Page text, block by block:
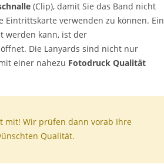
(Clip), damit Sie das Band nicht
Eintrittskarte verwenden zu können. Ein
werden kann, ist der
Die Lanyards sind nicht nur
einer nahezu Fotodruck Qualität
mit! Wir prüfen dann vorab Ihre
Qualität.